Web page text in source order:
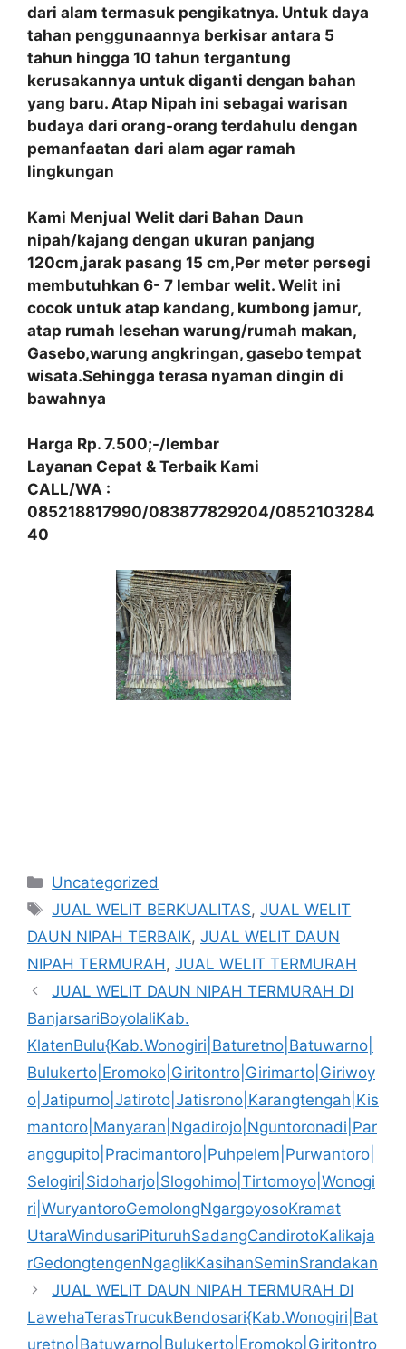
dari alam termasuk pengikatnya. Untuk daya
tahan penggunaannya berkisar antara 5
tahun hingga 10 tahun tergantung
kerusakannya untuk diganti dengan bahan
yang baru. Atap Nipah ini sebagai warisan
budaya dari orang-orang terdahulu dengan
pemanfaatan dari alam agar ramah
lingkungan
Kami Menjual Welit dari Bahan Daun
nipah/kajang dengan ukuran panjang
120cm,jarak pasang 15 cm,Per meter persegi
membutuhkan 6- 7 lembar welit. Welit ini
cocok untuk atap kandang, kumbong jamur,
atap rumah lesehan warung/rumah makan,
Gasebo,warung angkringan, gasebo tempat
wisata.Sehingga terasa nyaman dingin di
bawahnya
Harga Rp. 7.500;-/lembar
Layanan Cepat & Terbaik Kami
CALL/WA :
085218817990/083877829204/0852103284
40
Kategori
Uncategorized
Tag
JUAL WELIT BERKUALITAS,JUAL WELIT
DAUN NIPAH TERBAIK, JUAL WELIT DAUN
NIPAH TERMURAH , JUAL WELIT TERMURAH
JUAL WELIT DAUN NIPAH TERMURAH DI
BanjarsariBoyolaliKab.
KlatenBulu{Kab.Wonogiri|Baturetno|Batuwarno|
Bulukerto|Eromoko|Giritontro|Girimarto|Giriwoy
o|Jatipurno|Jatiroto|Jatisrono|Karangtengah|Kis
mantoro|Manyaran|Ngadirojo|Nguntoronadi|Par
anggupito|Pracimantoro|Puhpelem|Purwantoro|
Selogiri|Sidoharjo|Slogohimo|Tirtomoyo|Wonogi
ri|WuryantoroGemolongNgargoyosoKramat
UtaraWindusariPituruhSadangCandirotoKalikaja
rGedongtengenNgaglikKasihanSeminSrandakan
JUAL WELIT DAUN NIPAH TERMURAH DI
LawehaTerasTrucukBendosari{Kab.Wonogiri|Bat
uretno|Batuwarno|Bulukerto|Eromoko|Giritontro